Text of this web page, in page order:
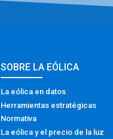
SOBRE LA EÓLICA
La eólica en datos
Herramientas estratégicas
Normativa
La eólica y el precio de la luz